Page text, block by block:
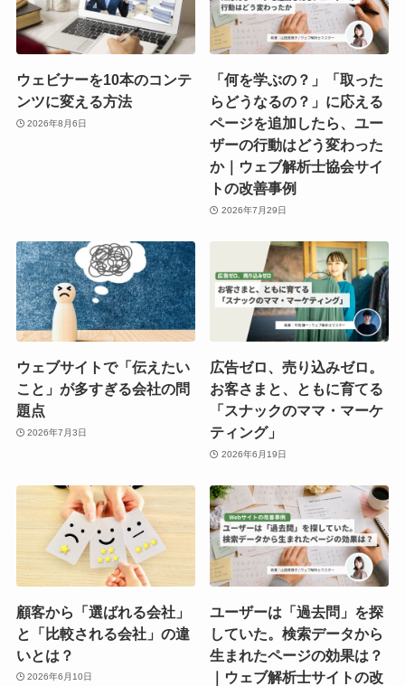
ウェビナーを10本のコンテ
ンツに変える方法
2026年8月6日
「何を学ぶの？」「取った
らどうなるの？」に応える
ページを追加したら、ユー
ザーの行動はどう変わった
か｜ウェブ解析士協会サイ
トの改善事例
2026年7月29日
ウェブサイトで「伝えたい
こと」が多すぎる会社の問
題点
2026年7月3日
広告ゼロ、売り込みゼロ。
お客さまと、ともに育てる
「スナックのママ・マーケ
ティング」
2026年6月19日
顧客から「選ばれる会社」
と「比較される会社」の違
いとは？
2026年6月10日
ユーザーは「過去問」を探
していた。検索データから
生まれたページの効果は？
｜ウェブ解析士サイトの改